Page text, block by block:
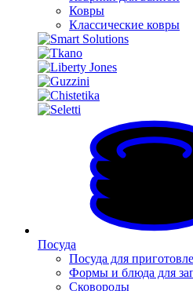
Ковры
Классические ковры
Посуда
Посуда для
Формы и блюда для
Сковороды